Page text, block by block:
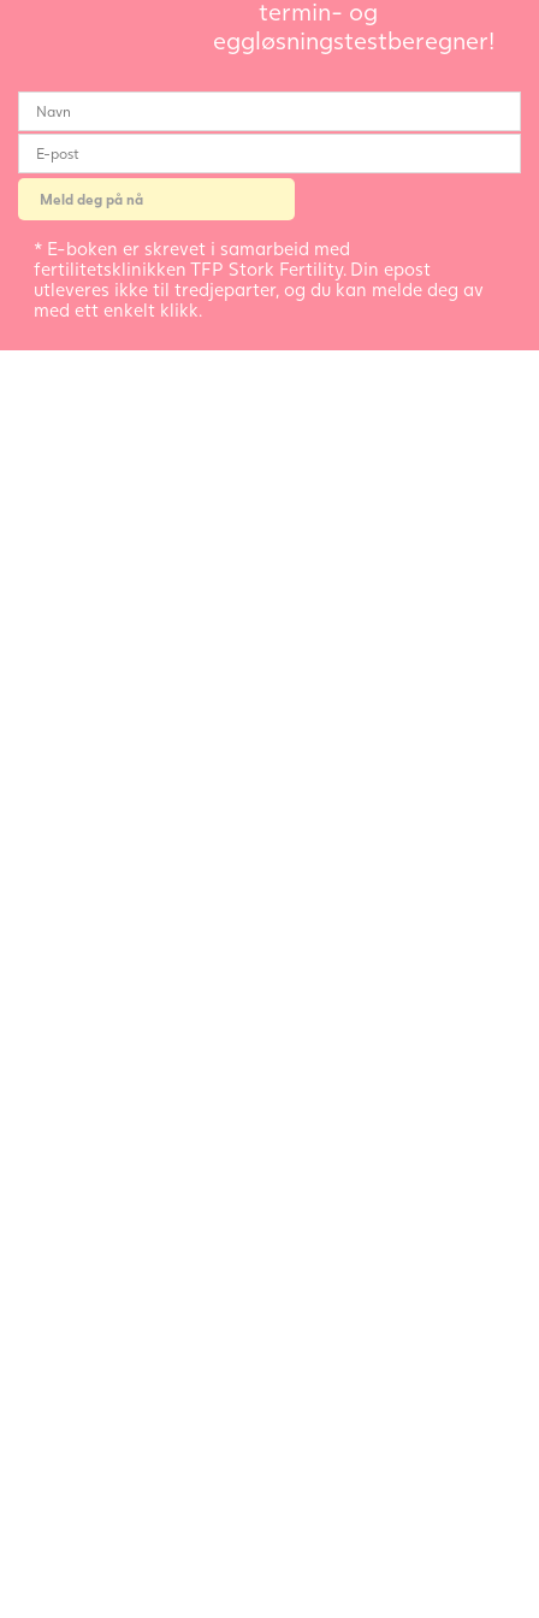
termin- og
eggløsningstestberegner!
* E-boken er skrevet i samarbeid med
fertilitetsklinikken TFP Stork Fertility. Din epost
utleveres ikke til tredjeparter, og du kan melde deg av
med ett enkelt klikk.